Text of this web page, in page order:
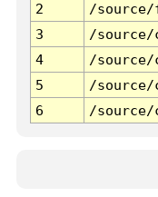
2
/
3
/
4
/
5
/
6
/